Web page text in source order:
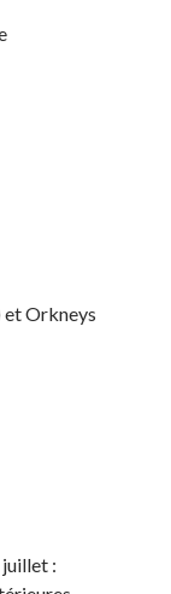
et Orkneys
: